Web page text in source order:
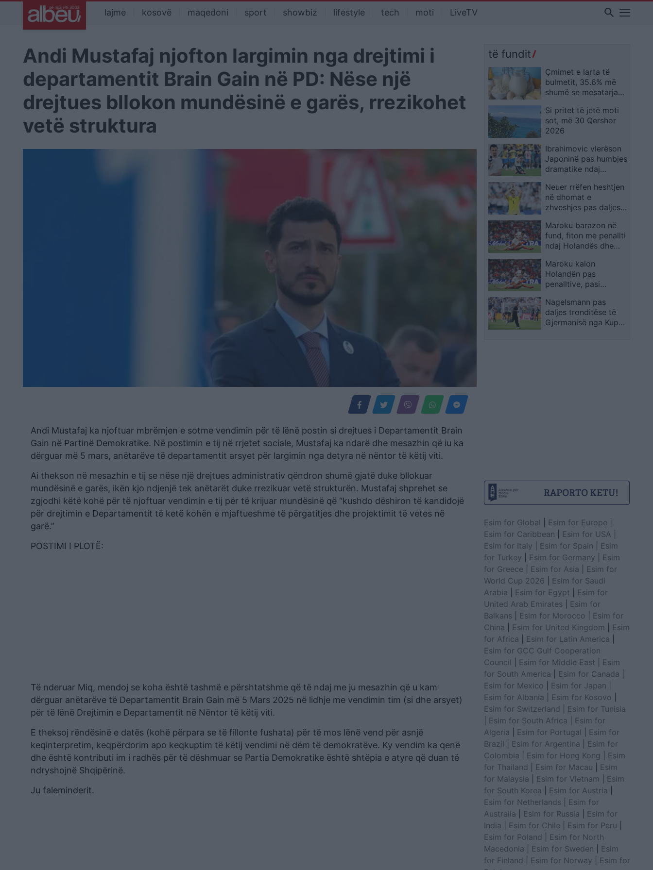
lajme kosovë maqedoni sport showbiz lifestyle tech moti LiveTV search
Andi Mustafaj njofton largimin nga drejtimi i
departamentit Brain Gain në PD: Nëse një
drejtues bllokon mundësinë e garës, rrezikohet
vetë struktura
Andi Mustafaj ka njoftuar mbrëmjen e sotme vendimin për të lënë postin si drejtues i Departamentit Brain
Gain në Partinë Demokratike. Në postimin e tij në rrjetet sociale, Mustafaj ka ndarë dhe mesazhin që iu ka
dërguar më 5 mars, anëtarëve të departamentit arsyet për largimin nga detyra në nëntor të këtij viti.
Ai thekson në mesazhin e tij se nëse një drejtues administrativ qëndron shumë gjatë duke bllokuar
mundësinë e garës, ikën kjo ndjenjë tek anëtarët duke rrezikuar vetë strukturën. Mustafaj shprehet se
zgjodhi këtë kohë për të njoftuar vendimin e tij për të krijuar mundësinë që “kushdo dëshiron të kandidojë
për drejtimin e Departamentit të ketë kohën e mjaftueshme të përgatitjes dhe projektimit të vetes në
garë.”
POSTIMI I PLOTË:
Të nderuar Miq, mendoj se koha është tashmë e përshtatshme që të ndaj me ju mesazhin që u kam
dërguar anëtarëve të Departamentit Brain Gain më 5 Mars 2025 në lidhje me vendimin tim (si dhe arsyet)
për të lënë Drejtimin e Departamentit në Nëntor të këtij viti.
E theksoj rëndësinë e datës (kohë përpara se të fillonte fushata) për të mos lënë vend për asnjë
keqinterpretim, keqpërdorim apo keqkuptim të këtij vendimi në dëm të demokratëve. Ky vendim ka qenë
dhe është kontributi im i radhës për të dëshmuar se Partia Demokratike është shtëpia e atyre që duan të
ndryshojnë Shqipërinë.
Ju faleminderit.
të fundit
Çmimet e larta të
bulmetit, 35.6% më
shumë se mesatarja
treta në Europë
Si pritet të jetë moti
sot, më 30 Qershor
2026
Ibrahimovic vlerëson
Japoninë pas humbjes
dramatike ndaj
tepër
Neuer rrëfen heshtjen
në dhomat e
zhveshjes pas daljes
konfirmon largimin
nga kombëtarja
Maroku barazon në
fund, fiton me penallti
ndaj Holandës dhe
Maroku kalon
Holandën pas
penalltive, pasi
Nagelsmann pas
daljes tronditëse të
Gjermanisë nga Kupa
Esim for Global Esim for Europe
Esim for Caribbean
Esim for USA
Esim for Italy
Esim for Spain
Esim
for Turkey
Esim for Germany
Esim
for Greece
Esim for Asia
Esim for
World Cup 2026
Esim for Saudi
Arabia
Esim for Egypt
Esim for
United Arab Emirates
Esim for
Balkans
Esim for Morocco
Esim for
China
Esim for United Kingdom
Esim
for Africa
Esim for Latin America
Esim for GCC Gulf Cooperation
Council
Esim for Middle East
Esim
for South America
Esim for Canada
Esim for Mexico
Esim for Japan
Esim for Albania
Esim for Kosovo
Esim for Switzerland
Esim for Tunisia
Esim for South Africa
Esim for
Algeria
Esim for Portugal
Esim for
Brazil
Esim for Argentina
Esim for
Colombia
Esim for Hong Kong
Esim
for Thailand
Esim for Macau
Esim
for Malaysia
Esim for Vietnam
Esim
for South Korea
Esim for Austria
Esim for Netherlands
Esim for
Australia
Esim for Russia
Esim for
India
Esim for Chile Esim for Peru
Esim for Poland
Esim for North
Macedonia
Esim for Sweden
Esim
for Finland
Esim for Norway
Esim for